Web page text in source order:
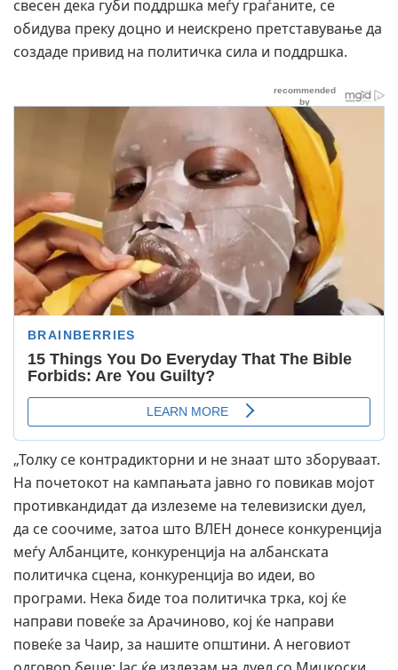
свесен дека губи поддршка меѓу граѓаните, се
обидува преку доцно и неискрено претставување да
создаде привид на политичка сила и поддршка.
„Толку се контрадикторни и не знаат што зборуваат.
На почетокот на кампањата јавно го повикав мојот
противкандидат да излеземе на телевизиски дуел,
да се соочиме, затоа што ВЛЕН донесе конкуренција
меѓу Албанците, конкуренција на албанската
политичка сцена, конкуренција во идеи, во
програми. Нека биде тоа политичка трка, кој ќе
направи повеќе за Арачиново, кој ќе направи
повеќе за Чаир, за нашите општини. А неговиот